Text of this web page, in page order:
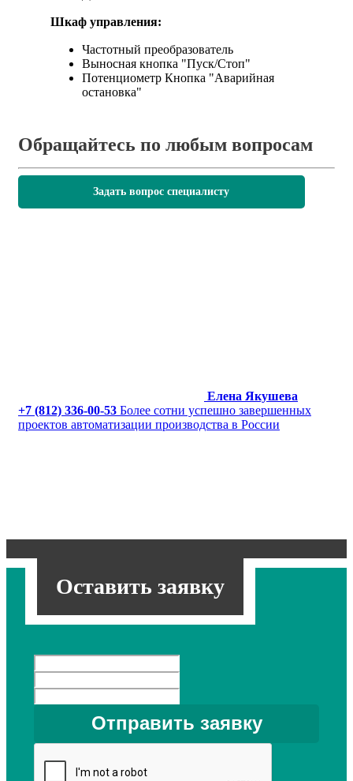
Шкаф управления:
Частотный преобразователь
Выносная кнопка "Пуск/Стоп"
Потенциометр Кнопка "Аварийная
остановка"
Обращайтесь по любым вопросам
Задать вопрос специалисту
Елена Якушева
+7 (812) 336-00-53 Более сотни успешно завершенных
проектов автоматизации производства в России
Оставить заявку